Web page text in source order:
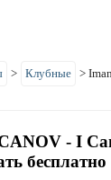
> Клубные >
- I
бесплатно